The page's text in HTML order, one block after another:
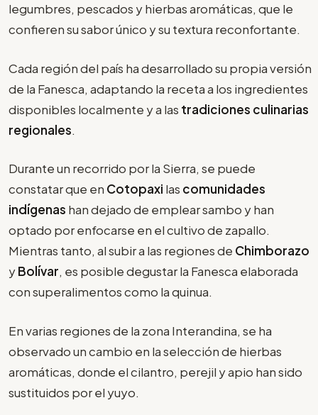
legumbres, pescados y hierbas aromáticas, que le
confieren su sabor único y su textura reconfortante.
Cada región del país ha desarrollado su propia versión
de la Fanesca, adaptando la receta a los ingredientes
disponibles localmente y a las tradiciones culinarias
regionales.
Durante un recorrido por la Sierra, se puede
constatar que en Cotopaxi las comunidades
indígenas han dejado de emplear sambo y han
optado por enfocarse en el cultivo de zapallo.
Mientras tanto, al subir a las regiones de Chimborazo
yBolívar, es posible degustar la Fanesca elaborada
con superalimentos como la quinua.
En varias regiones de la zona Interandina, se ha
observado un cambio en la selección de hierbas
aromáticas, donde el cilantro, perejil y apio han sido
sustituidos por el yuyo.